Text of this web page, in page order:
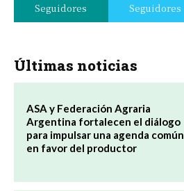
Seguidores Seguidores
Últimas noticias
ASA y Federación Agraria
Argentina fortalecen el diálogo
para impulsar una agenda común
en favor del productor